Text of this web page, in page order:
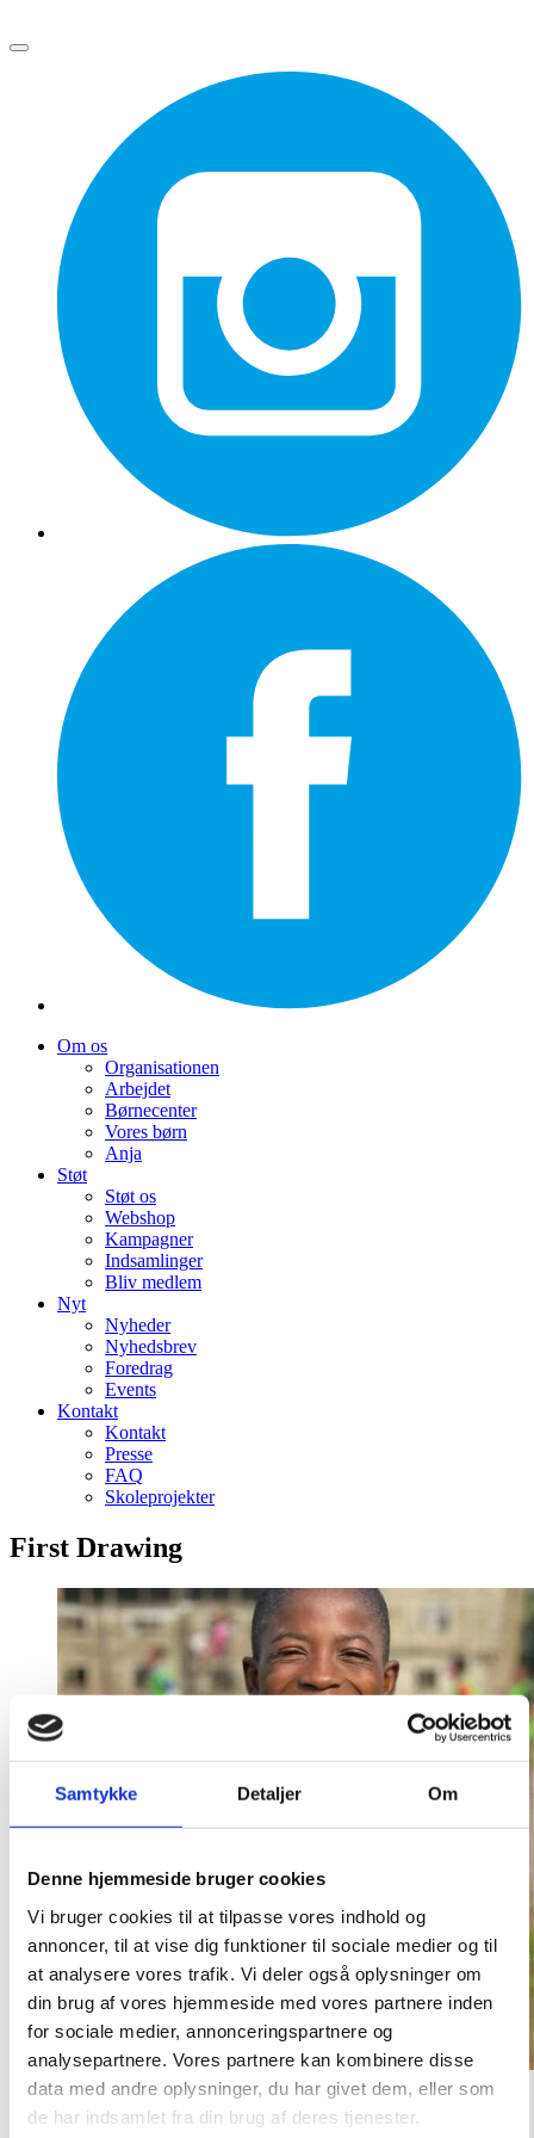
Samtykke Detaljer Om
Denne hjemmeside bruger cookies
Vi bruger cookies til at tilpasse vores indhold og
annoncer, til at vise dig funktioner til sociale medier og til
at analysere vores trafik. Vi deler også oplysninger om
din brug af vores hjemmeside med vores partnere inden
for sociale medier, annonceringspartnere og
analysepartnere. Vores partnere kan kombinere disse
data med andre oplysninger, du har givet dem, eller som
de har indsamlet fra din brug af deres tjenester.
Om os
Organisationen
Arbejdet
Børnecenter
Vores børn
Anja
Støt
Støt os
Webshop
Kampagner
Indsamlinger
Bliv medlem
Nyt
Nyheder
Nyhedsbrev
Foredrag
Events
Kontakt
Kontakt
Presse
FAQ
Skoleprojekter
First Drawing
First Drawing